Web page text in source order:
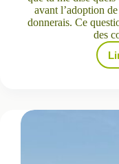
avant l’adoption
donnerais. Ce
des